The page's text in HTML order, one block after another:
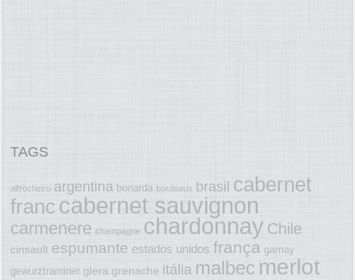
TAGS
alfrocheiro argentina bonarda bordeaux brasil cabernet
franc cabernet sauvignon
carmenere champagne chardonnay Chile
cinsault espumante estados unidos frança gamay
gewurztraminer glera grenache itália malbec merlot